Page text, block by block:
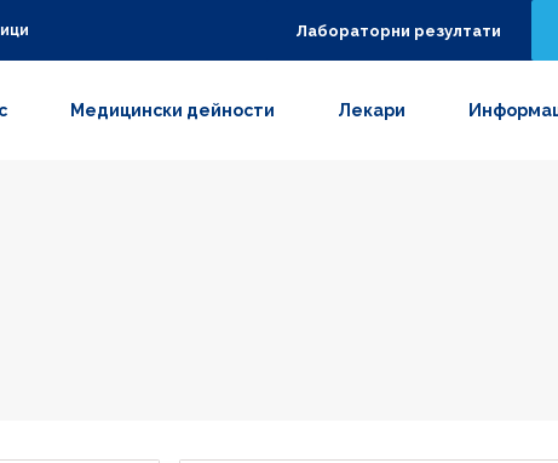
Лабораторни резултати
Медицински дейности Лекари